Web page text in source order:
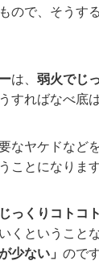
ので、そうす
は、弱火でじ
すればなべ底
なヤケドなど
ことになります
っくりコトコト
くということな
少ない」のです